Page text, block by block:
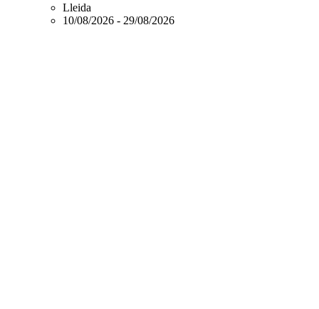
Lleida
10/08/2026 - 29/08/2026